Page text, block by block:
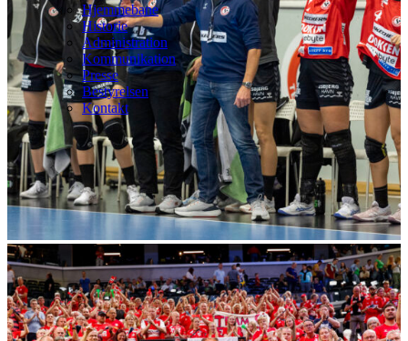
Hjemmebane
Historie
Administration
Kommunikation
Presse
Bestyrelsen
Kontakt